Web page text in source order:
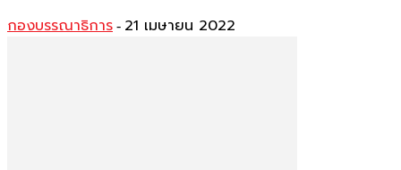
กองบรรณาธิการ - 21 เมษายน 2022